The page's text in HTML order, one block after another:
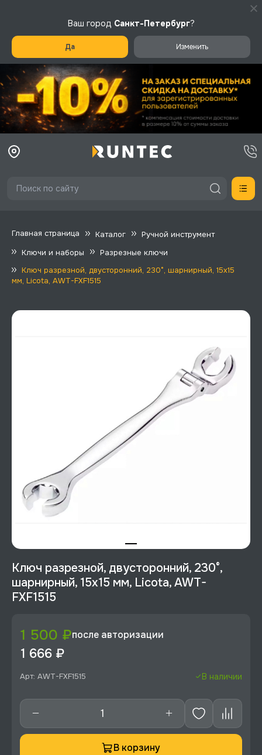
Ваш город Санкт-Петербург?
Да Изменить
Главная страница Каталог
Ручной инструмент
Ключи и наборы
Разрезные ключи
Ключ разрезной, двусторонний, 230°, шарнирный, 15х15
мм, Licota, AWT-FXF1515
Ключ разрезной, двусторонний, 230°,
шарнирный, 15х15 мм, Licota, AWT-
FXF1515
1 500 ₽после авторизации
1 666 ₽
Арт: AWT-FXF1515 В наличии
В корзину